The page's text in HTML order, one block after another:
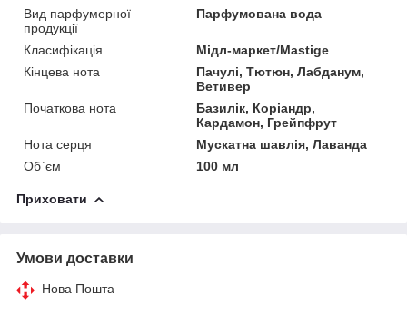
Вид парфумерної
продукції
Парфумована вода
Класифікація
Мідл-маркет/Mastige
Кінцева нота
Пачулі, Тютюн, Лабданум,
Ветивер
Початкова нота
Базилік, Коріандр,
Кардамон, Грейпфрут
Нота серця
Мускатна шавлія, Лаванда
Об`єм
100 мл
Приховати
Умови доставки
Нова Пошта